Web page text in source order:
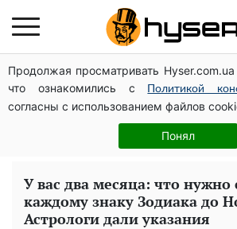
Продолжая просматривать
что ознакомились с
Политикой
согласны с использованием файлов
Понял
Елена Тополя слив видео – это
фронтмен "Антитела" Тарас Тополя
Весь секрет в одной таблетке
хрустящей и сочной капусты на
У вас два месяца: что нужно
каждому знаку Зодиака до
Астрологи дали указания